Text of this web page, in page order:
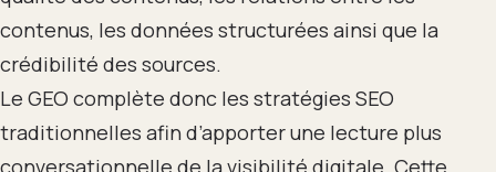
contenus, les données structurées ainsi que la
crédibilité des sources.
Le GEO complète donc les stratégies SEO
traditionnelles afin d’apporter une lecture plus
conversationnelle de la visibilité digitale. Cette